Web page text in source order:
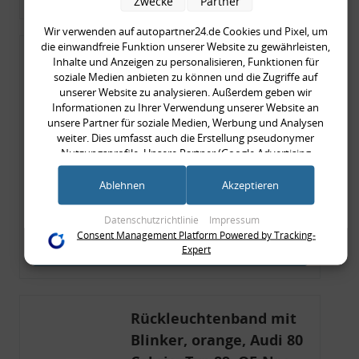
Rückleuchtenband mit
Blinker, rot, US-Ecken,
Audi 80 Cabrio, Typ 89,
OE-Nr.: 8G0945225 +
8G0945225C
999,99 €
inkl. gesetzl. MwSt., zzgl.Versandkosten
Merkzettel
Zum Artikel
Rückleuchtenband mit
Blinker, orange, Audi 80
Wir verwenden auf autopartner24.de Cookies und Pixel, um
die einwandfreie Funktion unserer Website zu gewährleisten,
Inhalte und Anzeigen zu personalisieren, Funktionen für
soziale Medien anbieten zu können und die Zugriffe auf
unserer Website zu analysieren. Außerdem geben wir
Informationen zu Ihrer Verwendung unserer Website an
unsere Partner für soziale Medien, Werbung und Analysen
weiter. Dies umfasst auch die Erstellung pseudonymer
Nutzungsprofile. Unsere Partner (Google Advertising
Products) führen diese Informationen möglicherweise mit
weiteren Daten zusammen, die Sie ihnen bereitgestellt haben
im Rahmen Ihrer Nutzung der Dienste gesammelt haben
(bspw. Nutzungsdaten anderer Geräte). Ihre Einwilligung zur
Nutzung von Cookies und Pixeln können Sie jederzeit
widerrufen, indem Sie auf den Datenschutz-Button links
Zwecke der Datenverarbeitung durch unsere Partner:
Speichern von oder Zugriff auf Informationen auf einem Endgerät
Verwendung reduzierter Daten zur Auswahl von Werbeanzeigen
Datenschutzrichtlinie Impressum
Ablehnen Akzeptieren
Consent Management Platform Powered by Tracking-
Expert